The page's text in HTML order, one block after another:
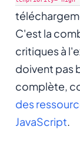
C'est la
critiques à
doivent pas
complète,
des
JavaScript